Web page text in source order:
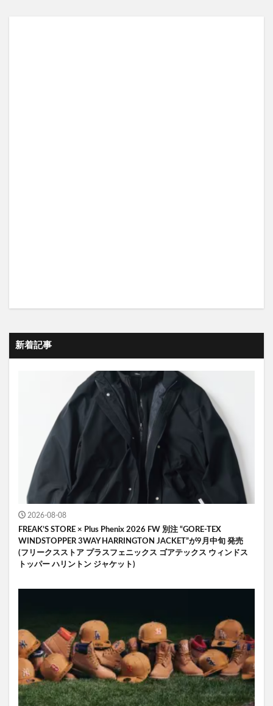
新着記事
2026-08-08
FREAK’S STORE × Plus Phenix 2026 FW 別注 “GORE-TEX
WINDSTOPPER 3WAY HARRINGTON JACKET”が9月中旬 発売
(フリークスストア プラスフェニックス ゴアテックス ウィンドス
トッパー ハリントン ジャケット)